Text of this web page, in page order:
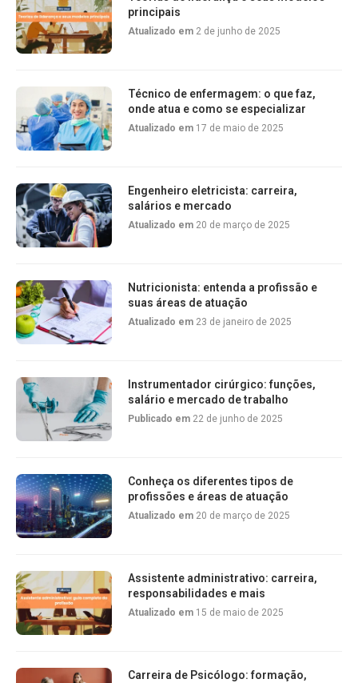
principais
Atualizado em 2 de junho de 2025
Técnico de enfermagem: o que faz,
onde atua e como se especializar
Atualizado em 17 de maio de 2025
Engenheiro eletricista: carreira,
salários e mercado
Atualizado em 20 de março de 2025
Nutricionista: entenda a profissão e
suas áreas de atuação
Atualizado em 23 de janeiro de 2025
Instrumentador cirúrgico: funções,
salário e mercado de trabalho
Publicado em 22 de junho de 2025
Conheça os diferentes tipos de
profissões e áreas de atuação
Atualizado em 20 de março de 2025
Assistente administrativo: carreira,
responsabilidades e mais
Atualizado em 15 de maio de 2025
Carreira de Psicólogo: formação,